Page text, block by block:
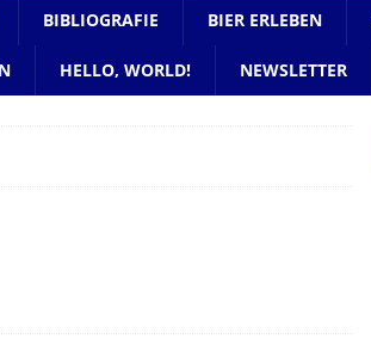
BIBLIOGRAFIE BIER ERLEBEN
HELLO, WORLD! NEWSLETTER